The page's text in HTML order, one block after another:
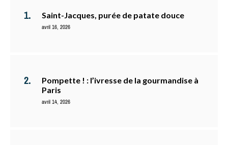
Saint-Jacques, purée de patate douce
avril 16, 2026
Pompette ! : l’ivresse de la gourmandise à
Paris
avril 14, 2026